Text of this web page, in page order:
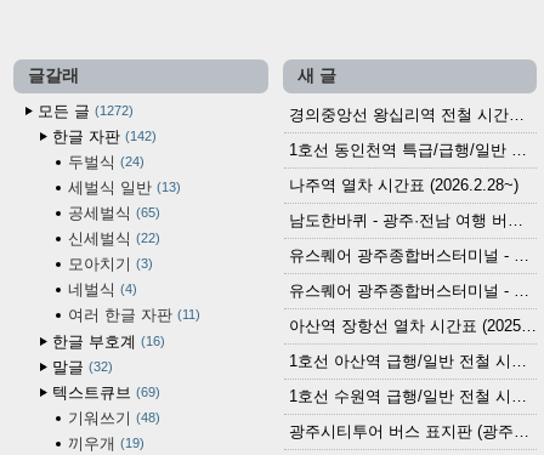
글갈래
모든 글
1272
한글 자판 142
두벌식 24
세벌식 일반 13
공세벌식 65
신세벌식 22
모아치기 3
네벌식 4
여러 한글 자판 11
한글 부호계 16
말글 32
텍스트큐브 69
기워쓰기 48
끼우개 19
새 글
경의중앙선 왕십리역 전철 시간표 (2026.4.20~)
나주역 열차 시간표 (2026.2.28~)
아산역 장항선 열차 시간표 (2025.12.30 기준) (무궁화호, ITX-마음, 새마을호, 서해금빛열차)